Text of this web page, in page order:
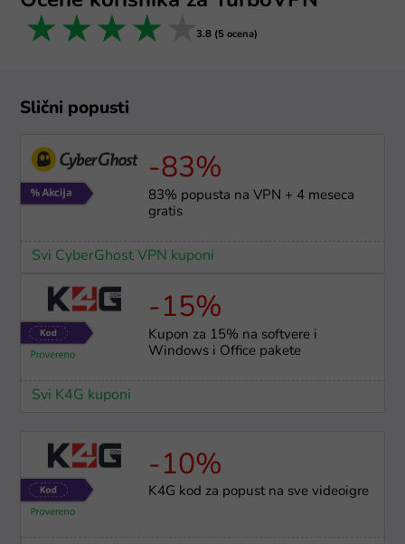
5 stars
4 stars
3 stars
2 stars
1 star 3.8 (5 ocena)
Slični popusti
-83%
83% popusta na VPN + 4 meseca
gratis
Svi CyberGhost VPN kuponi
-15%
Kupon za 15% na softvere i
Windows i Office pakete
Svi K4G kuponi
-10%
K4G kod za popust na sve videoigre